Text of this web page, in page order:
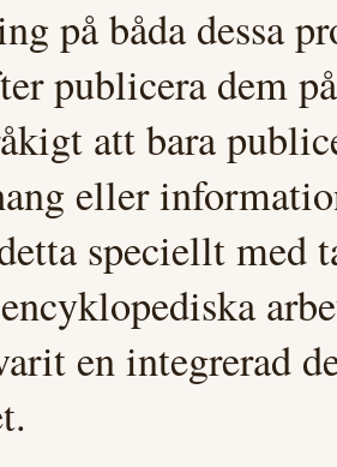
på båda dessa
publicera dem
att bara
eller
speciellt med
en integrerad